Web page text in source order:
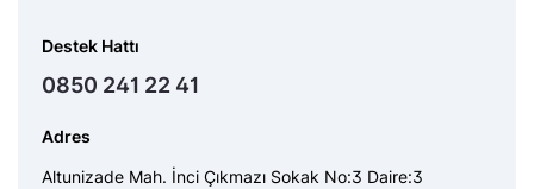
Destek Hattı
0850 241 22 41
Adres
Altunizade Mah. İnci Çıkmazı Sokak No:3 Daire:3